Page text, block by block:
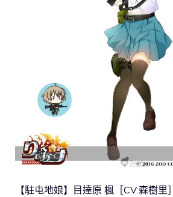
【駐屯地娘】目達原 楓［CV:森樹里